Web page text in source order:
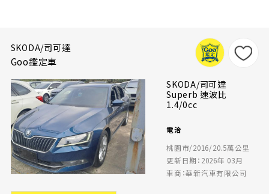
SKODA/司可達
Goo鑑定車
SKODA/司可達
Superb 速波比
1.4/0cc
電洽
桃園市/2016/20.5萬公里
更新日期：2026年 03月
車商：華新汽車有限公司